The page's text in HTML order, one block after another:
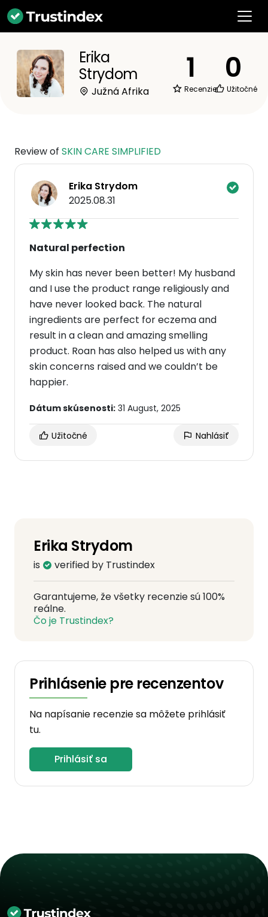
Erika
Strydom
Južná Afrika
1
Recenzie
0
Užitočné
Review of SKIN CARE SIMPLIFIED
Erika Strydom
2025.08.31
Natural perfection
My skin has never been better! My husband
and I use the product range religiously and
have never looked back. The natural
ingredients are perfect for eczema and
result in a clean and amazing smelling
product. Roan has also helped us with any
skin concerns raised and we couldn’t be
happier.
Dátum skúsenosti: 31 August, 2025
Užitočné Nahlásiť
Erika Strydom
is verified by Trustindex
Garantujeme, že všetky recenzie sú 100%
reálne.
Čo je Trustindex?
Prihlásenie pre recenzentov
Na napísanie recenzie sa môžete prihlásiť
tu.
Prihlásiť sa